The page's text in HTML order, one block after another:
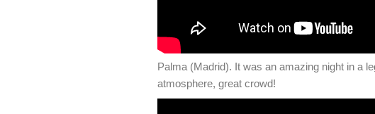
Palma (Madrid). It was an amazing night in a
atmosphere, great crowd!